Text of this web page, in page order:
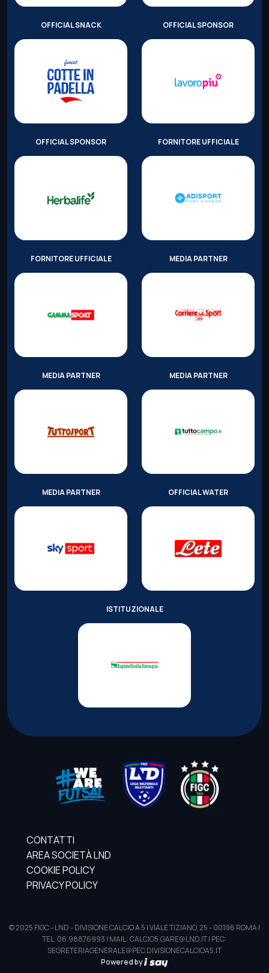
OFFICIAL SNACK OFFICIAL SPONSOR
OFFICIAL SPONSOR FORNITORE UFFICIALE
FORNITORE UFFICIALE MEDIA PARTNER
MEDIA PARTNER MEDIA PARTNER
MEDIA PARTNER OFFICIAL WATER
ISTITUZIONALE
CONTATTI
AREA SOCIETÀ LND
COOKIE POLICY
PRIVACY POLICY
© 2025 FIGC - LND - DIVISIONE CALCIO A 5 | VIALE TIZIANO, 25 - 00196 ROMA |
TEL. 06.98876993 | MAIL: CALCIO5.GARE@LND.IT | PEC:
SEGRETERIAGENERALE@PEC.DIVISIONECALCIOA5.IT
Powered by